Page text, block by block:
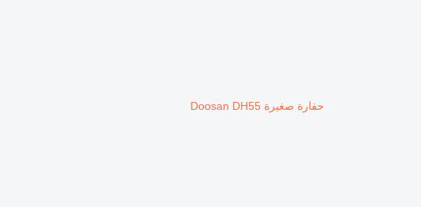
حفارة صغيرة Doosan DH55